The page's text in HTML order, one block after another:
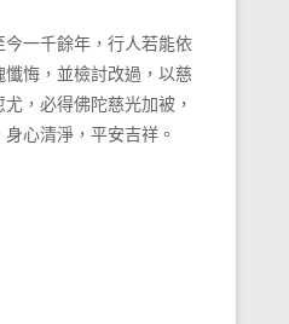
一千餘年，行人若能依
悔，並檢討改過，以慈
，必得佛陀慈光加被，
心清淨，平安吉祥。